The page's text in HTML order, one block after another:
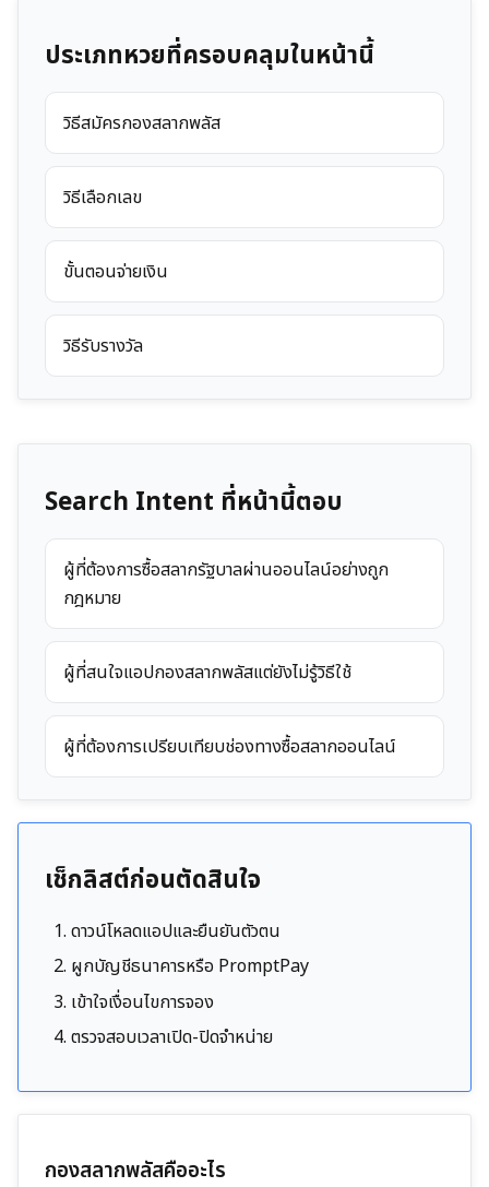
ประเภทหวยที่ครอบคลุมในหน้านี้
วิธีสมัครกองสลากพลัส
วิธีเลือกเลข
ขั้นตอนจ่ายเงิน
วิธีรับรางวัล
Search Intent ที่หน้านี้ตอบ
ผู้ที่ต้องการซื้อสลากรัฐบาลผ่านออนไลน์อย่างถูก
กฎหมาย
ผู้ที่สนใจแอปกองสลากพลัสแต่ยังไม่รู้วิธีใช้
ผู้ที่ต้องการเปรียบเทียบช่องทางซื้อสลากออนไลน์
เช็กลิสต์ก่อนตัดสินใจ
ดาวน์โหลดแอปและยืนยันตัวตน
ผูกบัญชีธนาคารหรือ PromptPay
เข้าใจเงื่อนไขการจอง
ตรวจสอบเวลาเปิด-ปิดจำหน่าย
กองสลากพลัสคืออะไร